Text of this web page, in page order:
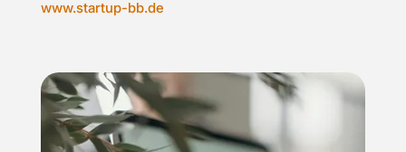
www.startup-bb.de